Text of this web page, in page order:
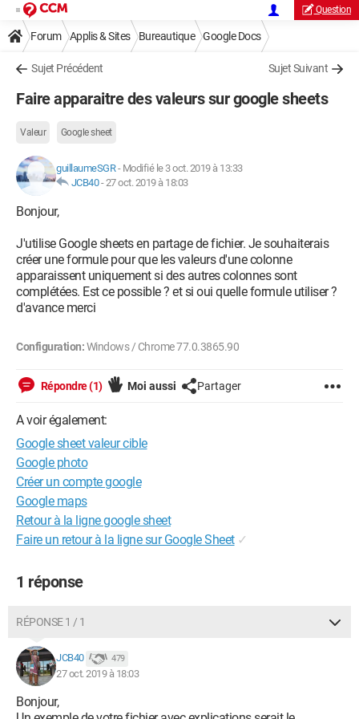
Question
Forum Applis & Sites Bureautique Google Docs
Sujet Précédent Sujet Suivant
Faire apparaitre des valeurs sur google sheets
Valeur Google sheet
guillaumeSGR- Modifié le 3 oct. 2019 à 13:33
JCB40-27 oct. 2019 à 18:03
Bonjour,
J'utilise Google sheets en partage de fichier. Je souhaiterais
créer une formule pour que les valeurs d'une colonne
apparaissent uniquement si des autres colonnes sont
complétées. Est ce possible ? et si oui quelle formule utiliser ?
d'avance merci
Configuration:Windows / Chrome 77.0.3865.90
Répondre (1) Moi aussi Partager
A voir également:
Google sheet valeur cible
Google photo
Créer un compte google
Google maps
Retour à la ligne google sheet
Faire un retour à la ligne sur Google Sheet ✓
1 réponse
RÉPONSE 1 / 1
JCB40 479
27 oct. 2019 à 18:03
Bonjour,